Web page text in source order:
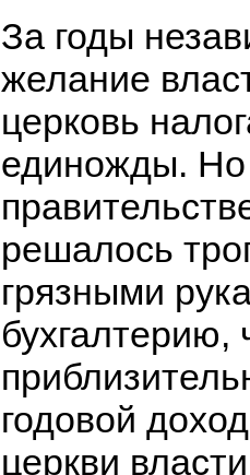
За годы
желание
церковь
единожды.
решалось
грязными
годовой
церкви